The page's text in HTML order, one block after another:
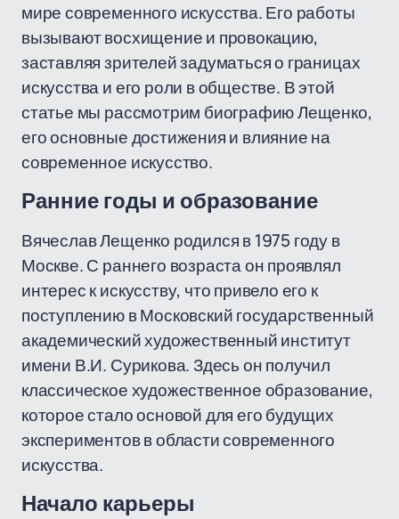
мире современного искусства. Его работы
вызывают восхищение и провокацию,
заставляя зрителей задуматься о границах
искусства и его роли в обществе. В этой
статье мы рассмотрим биографию Лещенко,
его основные достижения и влияние на
современное искусство.
Ранние годы и образование
Вячеслав Лещенко родился в 1975 году в
Москве. С раннего возраста он проявлял
интерес к искусству, что привело его к
поступлению в Московский государственный
академический художественный институт
имени В.И. Сурикова. Здесь он получил
классическое художественное образование,
которое стало основой для его будущих
экспериментов в области современного
искусства.
Начало карьеры